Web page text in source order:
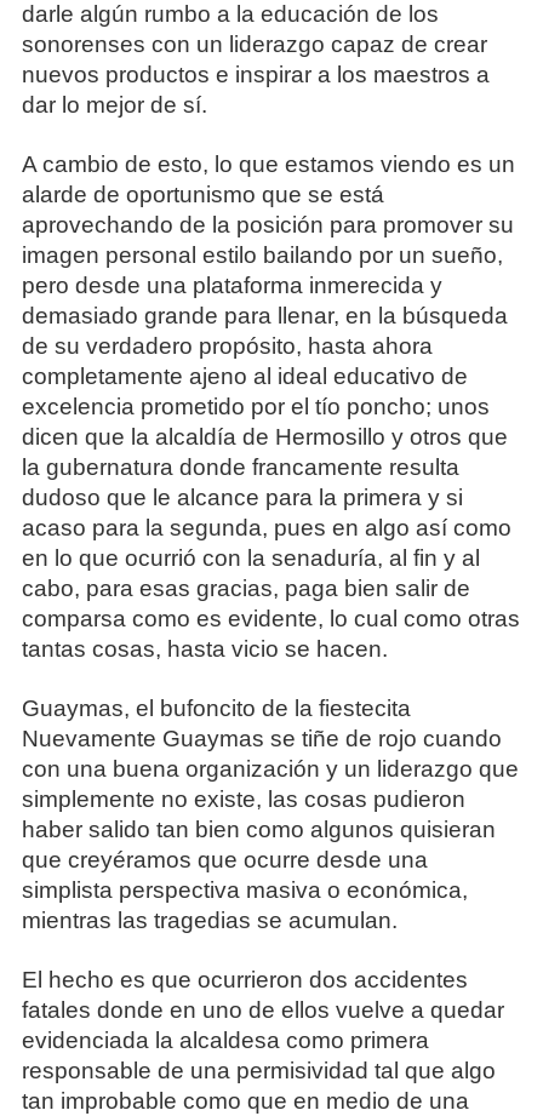
darle algún rumbo a la educación de los
sonorenses con un liderazgo capaz de crear
nuevos productos e inspirar a los maestros a
dar lo mejor de sí.
A cambio de esto, lo que estamos viendo es un
alarde de oportunismo que se está
aprovechando de la posición para promover su
imagen personal estilo bailando por un sueño,
pero desde una plataforma inmerecida y
demasiado grande para llenar, en la búsqueda
de su verdadero propósito, hasta ahora
completamente ajeno al ideal educativo de
excelencia prometido por el tío poncho; unos
dicen que la alcaldía de Hermosillo y otros que
la gubernatura donde francamente resulta
dudoso que le alcance para la primera y si
acaso para la segunda, pues en algo así como
en lo que ocurrió con la senaduría, al fin y al
cabo, para esas gracias, paga bien salir de
comparsa como es evidente, lo cual como otras
tantas cosas, hasta vicio se hacen.
Guaymas, el bufoncito de la fiestecita
Nuevamente Guaymas se tiñe de rojo cuando
con una buena organización y un liderazgo que
simplemente no existe, las cosas pudieron
haber salido tan bien como algunos quisieran
que creyéramos que ocurre desde una
simplista perspectiva masiva o económica,
mientras las tragedias se acumulan.
El hecho es que ocurrieron dos accidentes
fatales donde en uno de ellos vuelve a quedar
evidenciada la alcaldesa como primera
responsable de una permisividad tal que algo
tan improbable como que en medio de una